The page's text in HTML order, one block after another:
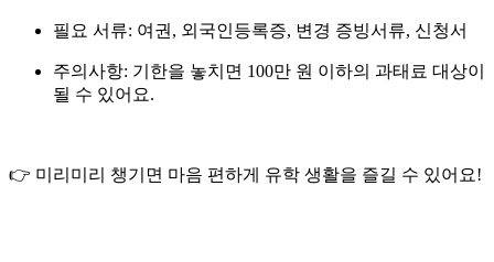
필요 서류: 여권, 외국인등록증, 변경 증빙서류, 신청서
주의사항: 기한을 놓치면 100만 원 이하의 과태료 대상이
될 수 있어요.
👉 미리미리 챙기면 마음 편하게 유학 생활을 즐길 수 있어요!